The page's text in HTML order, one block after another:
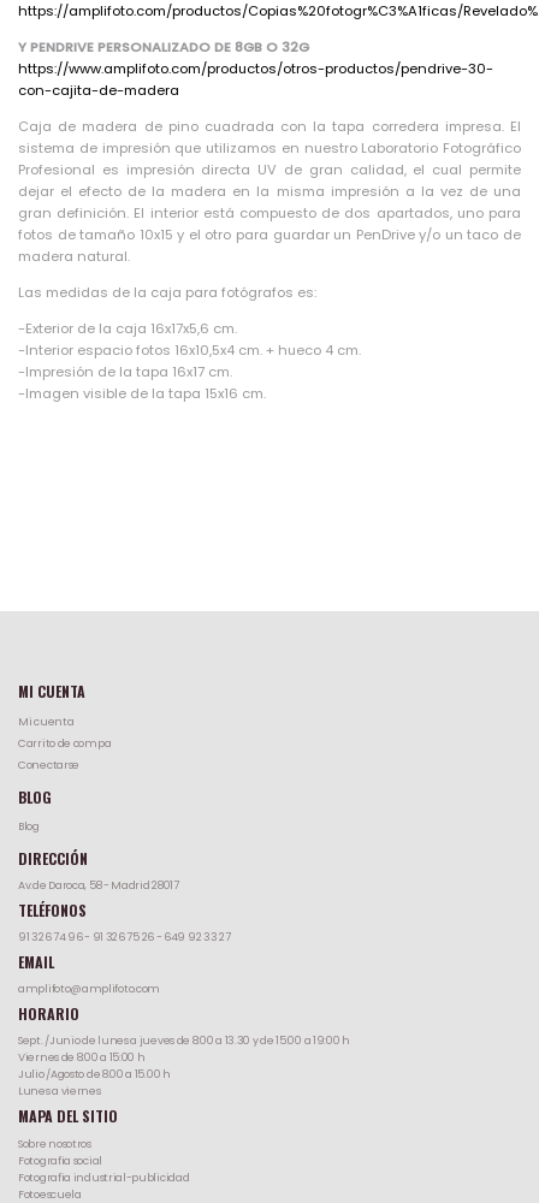
https://amplifoto.com/productos/Copias%20fotogr%C3%A1ficas/
Y PENDRIVE PERSONALIZADO DE 8GB O 32G
https://www.amplifoto.com/productos/otros-productos/pendrive-30-
con-cajita-de-madera
Caja de madera de pino cuadrada con la tapa corredera impresa. El
sistema de impresión que utilizamos en nuestro Laboratorio Fotográfico
Profesional es impresión directa UV de gran calidad, el cual permite
dejar el efecto de la madera en la misma impresión a la vez de una
gran definición. El interior está compuesto de dos apartados, uno para
fotos de tamaño 10x15 y el otro para guardar un PenDrive y/o un taco de
madera natural.
Las medidas de la caja para fotógrafos es:
-Exterior de la caja 16x17x5,6 cm.
-Interior espacio fotos 16x10,5x4 cm. + hueco 4 cm.
-Impresión de la tapa 16x17 cm.
-Imagen visible de la tapa 15x16 cm.
MI CUENTA
Mi cuenta
Carrito de compa
Conectarse
BLOG
Blog
DIRECCIÓN
Av.de Daroca, 58 - Madrid 28017
TELÉFONOS
91 326 74 96- 91 326 75 26- 649 92 33 27
EMAIL
amplifoto@amplifoto.com
HORARIO
Sept. /Junio de lunes a jueves de 8:00 a 13.30 y de 15:00 a 19:00 h
Viernes de 8:00 a 15:00 h
Julio /Agosto de 8.00 a 15.00 h
Lunes a viernes
MAPA DEL SITIO
Sobre nosotros
Fotografia social
Fotografia industrial-publicidad
Fotoescuela